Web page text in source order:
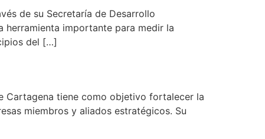
de su Secretaría de Desarrollo
importante para medir la
del […]
Cartagena tiene como objetivo fortalecer la
miembros y aliados estratégicos. Su